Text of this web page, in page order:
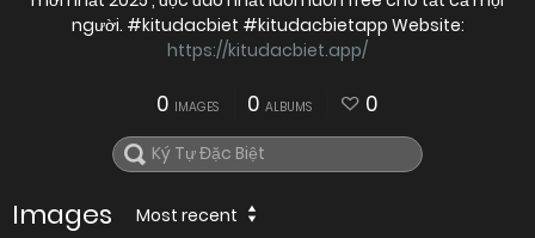
người. #kitudacbiet #kitudacbietapp Website:
https://kitudacbiet.app/
0 IMAGES 0 ALBUMS 0
Images Most recent